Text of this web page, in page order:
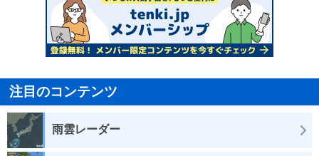
注目のコンテンツ
雨雲レーダー